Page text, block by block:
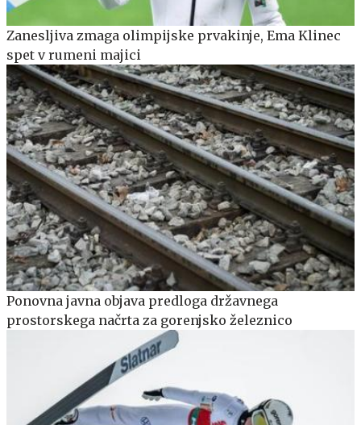
Zanesljiva zmaga olimpijske prvakinje, Ema Klinec
spet v rumeni majici
Ponovna javna objava predloga državnega
prostorskega načrta za gorenjsko železnico